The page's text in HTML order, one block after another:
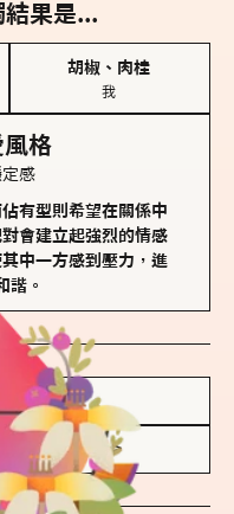
結果是...
胡椒、肉桂
我
風格
感
有型則希望在關係中
會建立起強烈的情感
中一方感到壓力，進
諧。
圖
類型全解析 >>>